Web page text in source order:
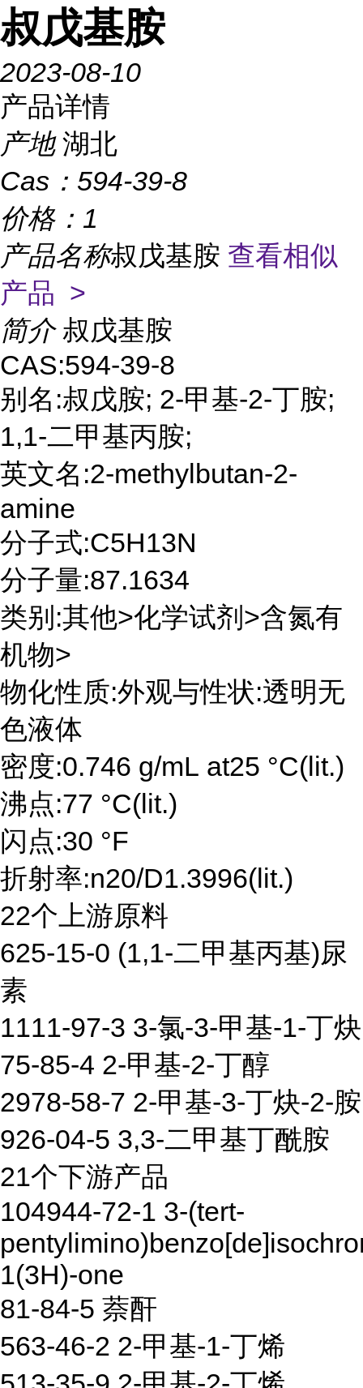
叔戊基胺
2023-08-10
产品详情
产地 湖北
Cas： 594-39-8
价格： 1
产品名称叔戊基胺 查看相似
产品 >
简介 叔戊基胺
CAS:594-39-8
别名:叔戊胺; 2-甲基-2-丁胺;
1,1-二甲基丙胺;
英文名:2-methylbutan-2-
amine
分子式:C5H13N
分子量:87.1634
类别:其他>化学试剂>含氮有
机物>
物化性质:外观与性状:透明无
色液体
密度:0.746 g/mL at25 °C(lit.)
沸点:77 °C(lit.)
闪点:30 °F
折射率:n20/D1.3996(lit.)
22个上游原料
625-15-0 (1,1-二甲基丙基)尿
素
1111-97-3 3-氯-3-甲基-1-丁炔
75-85-4 2-甲基-2-丁醇
2978-58-7 2-甲基-3-丁炔-2-胺
926-04-5 3,3-二甲基丁酰胺
21个下游产品
104944-72-1 3-(tert-
1(3H)-one
81-84-5 萘酐
563-46-2 2-甲基-1-丁烯